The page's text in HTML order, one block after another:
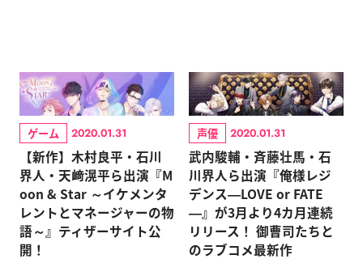
ゲーム 2020.01.31
【新作】木村良平・石川
界人・天﨑滉平ら出演『M
oon & Star ～イケメンタ
レントとマネージャーの物
語～』ティザーサイト公
開！
声優 2020.01.31
武内駿輔・斉藤壮馬・石
川界人ら出演『俺様レジ
デンス―LOVE or FATE
―』が3月より4カ月連続
リリース！ 御曹司たちと
のラブコメ最新作